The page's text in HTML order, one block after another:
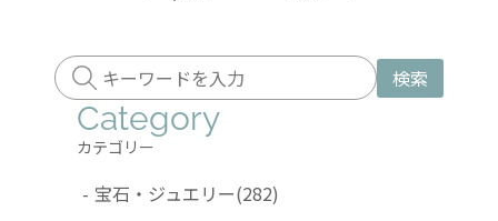
検索
Category
カテゴリー
- 宝石・ジュエリー(282)